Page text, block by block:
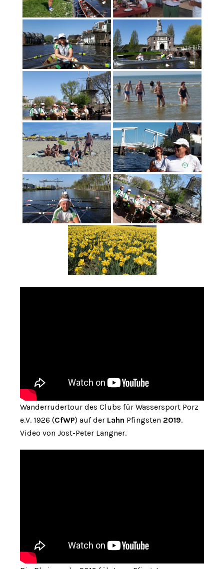
Wanderrudertour des Clubs für Wassersport Porz
e.V. 1926 (CfWP) auf der Lahn Pfingsten 2019.
Video von Jost-Peter Langner.